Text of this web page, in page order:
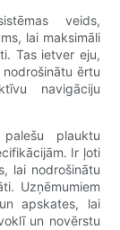
veids,
lai maksimāli
Tas ietver eju,
ērtu
navigāciju
plauktu
Ir ļoti
lai nodrošinātu
Uzņēmumiem
apskates, lai
un novērstu